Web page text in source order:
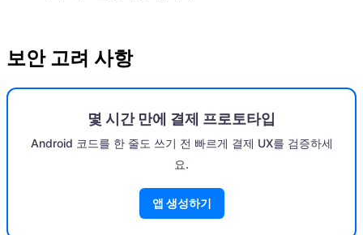
보안 고려 사항
몇 시간 만에 결제 프로토타입
Android 코드를 한 줄도 쓰기 전 빠르게 결제 UX를 검증하세
요.
앱 생성하기